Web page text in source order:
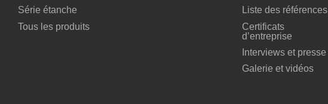
Série étanche
Tous les produits
Liste des références
Certificats
d’entreprise
Interviews et presse
Galerie et vidéos